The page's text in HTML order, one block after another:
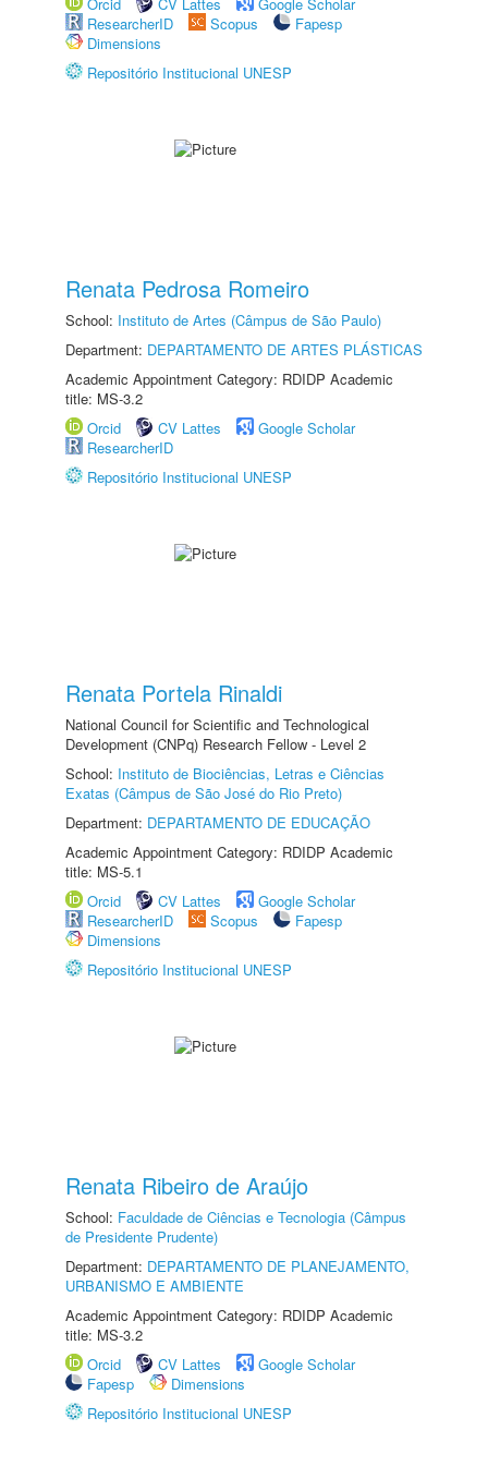
ResearcherID
Scopus
Fapesp
Dimensions
Repositório Institucional UNESP
Renata Pedrosa Romeiro
School: Instituto de Artes (Câmpus de São Paulo)
Department: DEPARTAMENTO DE ARTES PLÁSTICAS
Academic Appointment Category: RDIDP Academic
title: MS-3.2
Orcid
CV Lattes
Google Scholar
ResearcherID
Repositório Institucional UNESP
Renata Portela Rinaldi
National Council for Scientific and Technological
Development (CNPq) Research Fellow - Level 2
School: Instituto de Biociências, Letras e Ciências
Exatas (Câmpus de São José do Rio Preto)
Department: DEPARTAMENTO DE EDUCAÇÃO
Academic Appointment Category: RDIDP Academic
title: MS-5.1
Orcid
CV Lattes
Google Scholar
ResearcherID
Scopus
Fapesp
Dimensions
Repositório Institucional UNESP
Renata Ribeiro de Araújo
School: Faculdade de Ciências e Tecnologia (Câmpus
de Presidente Prudente)
Department: DEPARTAMENTO DE PLANEJAMENTO,
URBANISMO E AMBIENTE
Academic Appointment Category: RDIDP Academic
title: MS-3.2
Orcid
CV Lattes
Google Scholar
Fapesp
Dimensions
Repositório Institucional UNESP